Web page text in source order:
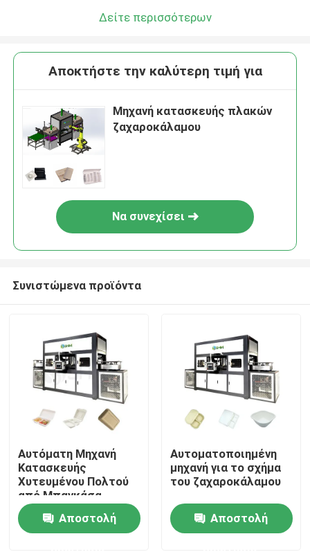
Αρχική Σελίδα
Προϊόντα
Δείτε περισσότερων
Αποκτήστε την καλύτερη τιμή για
Μηχανή κατασκευής πλακών
ζαχαροκάλαμου
Να συνεχίσει
Συνιστώμενα προϊόντα
Αυτόματη Μηχανή
Κατασκευής
Χυτευμένου Πολτού
από Μπαγκάσα
Ζαχαροκάλαμου για
Γραμμή Παραγωγής
Καπακιών Χάρτινων
Αποστολή
Αυτοματοποιημένη
μηχανή για το σχήμα
του ζαχαροκάλαμου
Αποστολή